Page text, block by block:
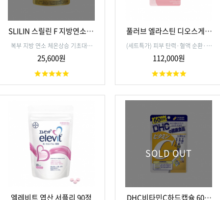
SLILIN 스릴린 F 지방연소 복
부다이어트 90정
복부 지방 연소 체온상승 기초대사
촉진 혈액순환 개선 기능성 스릴린에
프
25,600원
풀러브 엘라스틴 디오스게닌
15일분(15정) (2개세트)
(세트특가) 피부 탄력·혈액 순환·호
르몬 균형 가슴탄력에도 좋은 여성미
용영양제
112,000원
엘레비트 엽산 서플리 90정
SOLD OUT
DHC비타민C하드캡슐 60일